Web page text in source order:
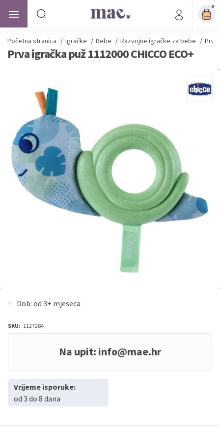
0
Početna stranica / Igračke / Bebe / Razvojne igračke za bebe / Prva
Prva igračka puž 1112000 CHICCO ECO+
Dob: od 3+ mjeseca
SKU: 1127284
Na upit: info@mae.hr
Vrijeme isporuke:
od 3 do 8 dana